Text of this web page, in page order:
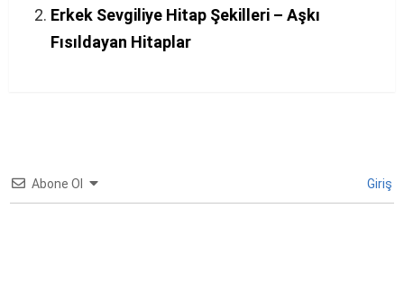
Erkek Sevgiliye Hitap Şekilleri – Aşkı
Fısıldayan Hitaplar
Abone Ol Giriş